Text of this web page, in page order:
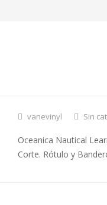
vanevinyl Sin
Oceanica Nautical
Corte. Rótulo y